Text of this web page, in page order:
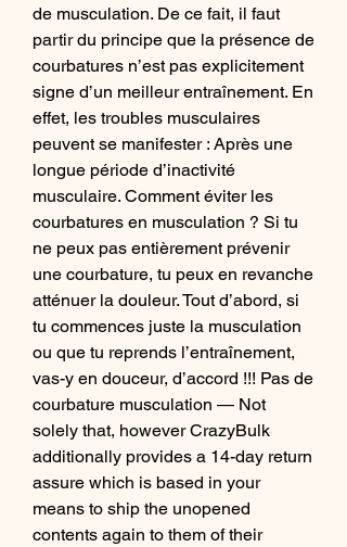
de musculation. De ce fait, il faut
partir du principe que la présence de
courbatures n’est pas explicitement
signe d’un meilleur entraînement. En
effet, les troubles musculaires
peuvent se manifester : Après une
longue période d’inactivité
musculaire. Comment éviter les
courbatures en musculation ? Si tu
ne peux pas entièrement prévenir
une courbature, tu peux en revanche
atténuer la douleur. Tout d’abord, si
tu commences juste la musculation
ou que tu reprends l’entraînement,
vas-y en douceur, d’accord !!! Pas de
courbature musculation — Not
solely that, however CrazyBulk
additionally provides a 14-day return
assure which is based in your
means to ship the unopened
contents again to them of their